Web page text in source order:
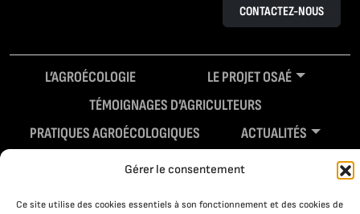
Gérer le consentement
Ce site utilise des cookies essentiels à son fonctionnement et des cookies de
CONTACTEZ-NOUS
L’AGROÉCOLOGIE
LE PROJET OSAÉ
TÉMOIGNAGES D’AGRICULTEURS
PRATIQUES AGROÉCOLOGIQUES
ACTUALITÉS
RESSOURCES